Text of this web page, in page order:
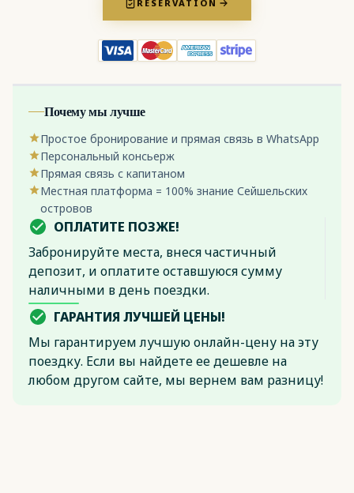
RESERVATION
Почему мы лучше
Простое бронирование и прямая связь в WhatsApp
Персональный консьерж
Прямая связь с капитаном
Местная платформа = 100% знание Сейшельских
островов
ОПЛАТИТЕ ПОЗЖЕ!
Забронируйте места, внеся частичный
депозит, и оплатите оставшуюся сумму
наличными в день поездки.
ГАРАНТИЯ ЛУЧШЕЙ ЦЕНЫ!
Мы гарантируем лучшую онлайн-цену на эту
поездку. Если вы найдете ее дешевле на
любом другом сайте, мы вернем вам разницу!